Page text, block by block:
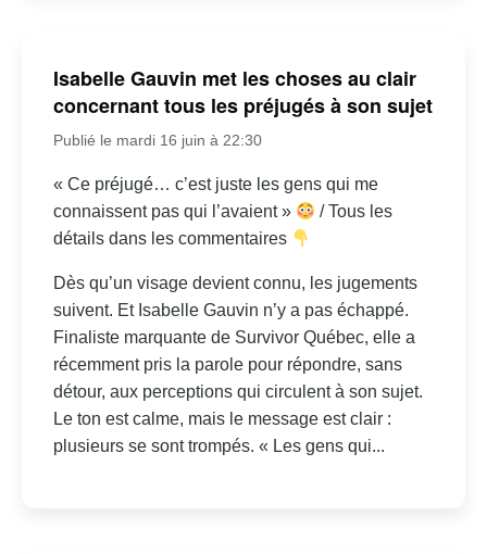
Isabelle Gauvin met les choses au clair
concernant tous les préjugés à son sujet
Publié le mardi 16 juin à 22:30
« Ce préjugé… c’est juste les gens qui me
connaissent pas qui l’avaient »
/ Tous les
détails dans les commentaires
Dès qu’un visage devient connu, les jugements
suivent. Et Isabelle Gauvin n’y a pas échappé.
Finaliste marquante de Survivor Québec, elle a
récemment pris la parole pour répondre, sans
détour, aux perceptions qui circulent à son sujet.
Le ton est calme, mais le message est clair :
plusieurs se sont trompés. « Les gens qui...